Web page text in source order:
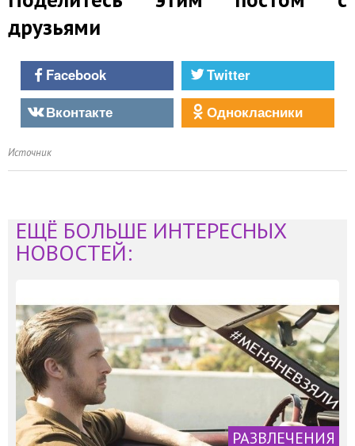
друзьями
Facebook
Twitter
Вконтакте
Однокласники
Источник
ЕЩЁ БОЛЬШЕ ИНТЕРЕСНЫХ
НОВОСТЕЙ:
РАЗВЛЕЧЕНИЯ